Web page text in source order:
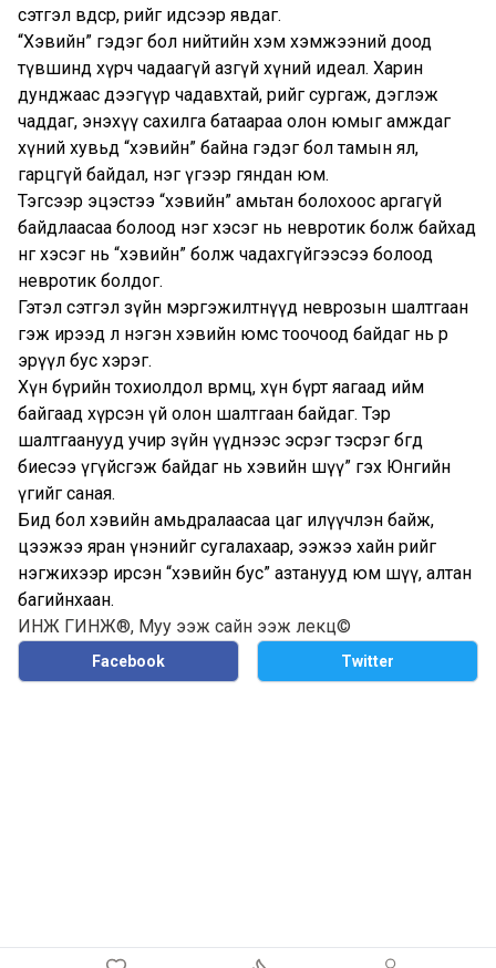
сэтгэл өвдсөөр, өөрийгөө идсээр явдаг.
“Хэвийн” гэдэг бол нийтийн хэм хэмжээний доод
түвшинд хүрч чадаагүй азгүй хүний идеал. Харин
дунджаас дээгүүр чадавхтай, өөрийгөө сургаж, дэглэж
чаддаг, энэхүү сахилга батаараа олон юмыг амждаг
хүний хувьд “хэвийн” байна гэдэг бол тамын ял,
гарцгүй байдал, нэг үгээр гяндан юм.
Тэгсээр эцэстээ “хэвийн” амьтан болохоос аргагүй
байдлаасаа болоод нэг хэсэг нь невротик болж байхад
нөгөө хэсэг нь “хэвийн” болж чадахгүйгээсээ болоод
невротик болдог.
Гэтэл сэтгэл зүйн мэргэжилтнүүд неврозын шалтгаан
гэж ирээд л нэгэн хэвийн юмс тоочоод байдаг нь өөрөө
эрүүл бус хэрэг.
Хүн бүрийн тохиолдол өвөрмөц, хүн бүрт яагаад ийм
байгаад хүрсэн үй олон шалтгаан байдаг. Тэр
шалтгаанууд учир зүйн үүднээс эсрэг тэсрэг бөгөөд
биесээ үгүйсгэж байдаг нь хэвийн шүү” гэх Юнгийн
үгийг саная.
Бид бол хэвийн амьдралаасаа цаг илүүчлэн байж,
цээжээ яран үнэнийг сугалахаар, ээжээ хайн өөрийгөө
нэгжихээр ирсэн “хэвийн бус” азтанууд юм шүү, алтан
багийнхаан.
ИНЖ ГИНЖ®, Муу ээж сайн ээж лекц©
Facebook Twitter